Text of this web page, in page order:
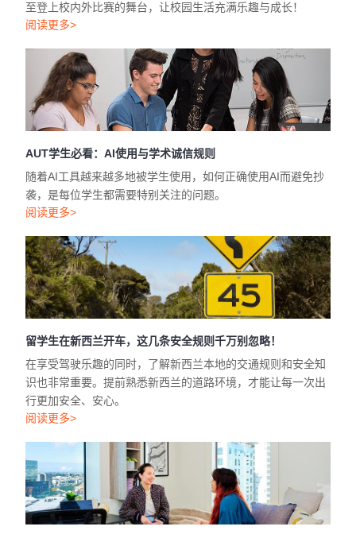
至登上校内外比赛的舞台，让校园生活充满乐趣与成长！
阅读更多>
AUT学生必看：AI使用与学术诚信规则
随着AI工具越来越多地被学生使用，如何正确使用AI而避免抄
袭，是每位学生都需要特别关注的问题。
阅读更多>
留学生在新西兰开车，这几条安全规则千万别忽略！
在享受驾驶乐趣的同时，了解新西兰本地的交通规则和安全知
识也非常重要。提前熟悉新西兰的道路环境，才能让每一次出
行更加安全、安心。
阅读更多>